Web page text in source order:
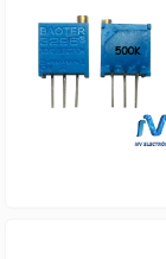
+100